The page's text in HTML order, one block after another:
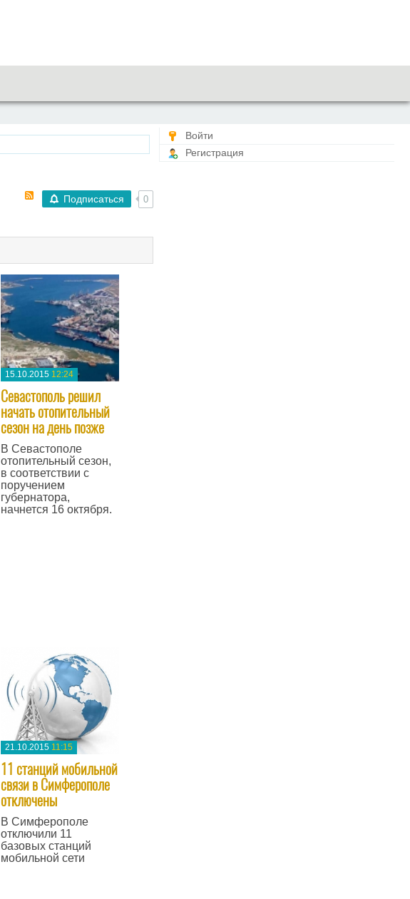
Подписаться 0
15.10.2015 12:24
Севастополь решил
начать отопительный
сезон на день позже
В Севастополе
отопительный сезон,
в соответствии с
поручением
губернатора,
начнется 16 октября.
21.10.2015 11:15
11 станций мобильной
связи в Симферополе
отключены
В Симферополе
отключили 11
базовых станций
мобильной сети
Войти
Регистрация